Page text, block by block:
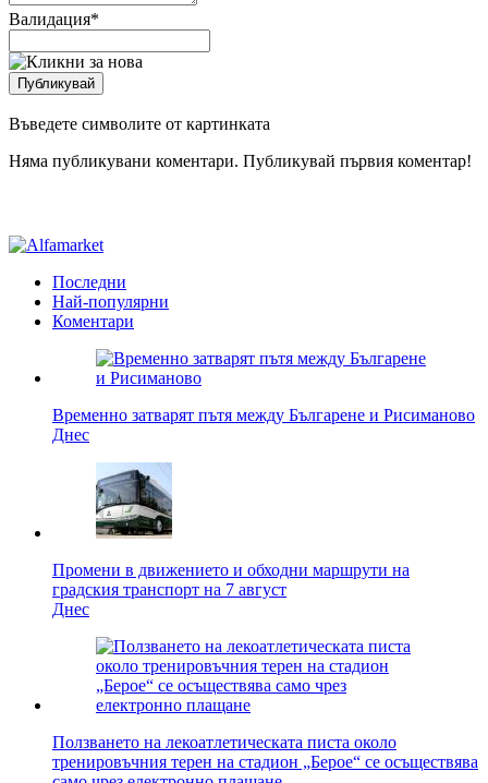
Валидация*
Въведете символите от картинката
Няма публикувани коментари. Публикувай първия коментар!
Последни
Най-популярни
Коментари
Временно затварят пътя между Българене и Рисиманово
Днес
Промени в движението и обходни маршрути на
градския транспорт на 7 август
Днес
Ползването на лекоатлетическата писта около
тренировъчния терен на стадион „Берое“ се осъществява